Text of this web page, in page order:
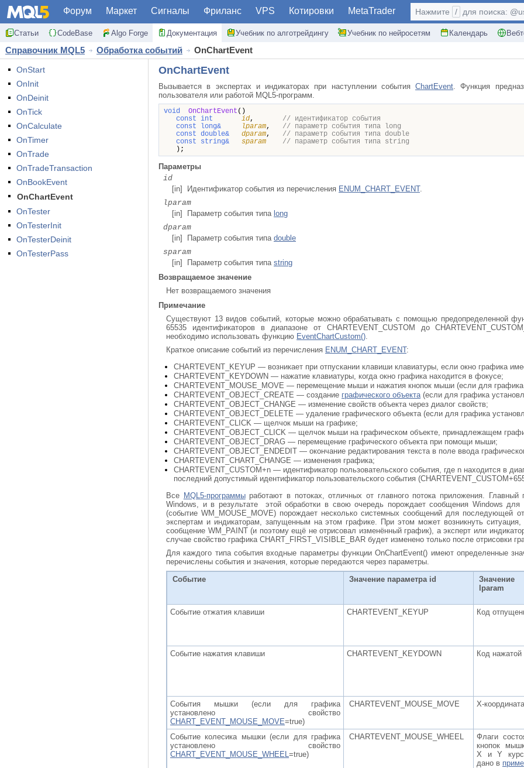
Форум Маркет Сигналы Фриланс VPS Котировки MetaTrader
Статьи CodeBase Algo Forge Документация Учебник по алготрейдингу Учебник по нейросетям Календарь
Нажмите / для поиска:
Справочник MQL5 Обработка событий OnChartEvent
OnStart
OnInit
OnDeinit
OnTick
OnCalculate
OnTimer
OnTrade
OnTradeTransaction
OnBookEvent
OnChartEvent
OnTester
OnTesterInit
OnTesterDeinit
OnTesterPass
OnChartEvent
Вызывается в экспертах и индикаторах при наступлении события ChartEvent. Функция
пользователя или работой MQL5-программ.
void OnChartEvent ()
const int
id, // идентификатор события
const long&
lparam, // параметр события типа long
const double&
dparam, // параметр события типа double
const string&
sparam
// параметр события типа string
);
Параметры
id
[in] Идентификатор события из перечисления ENUM_CHART_EVENT.
lparam
[in] Параметр события типа long
dparam
[in] Параметр события типа double
sparam
[in] Параметр события типа string
Возвращаемое значение
Нет возвращаемого значения
Примечание
Существуют 13 видов событий, которые можно обрабатывать с помощью предопределенной
65535 идентификаторов в диапазоне от CHARTEVENT_CUSTOM до
необходимо использовать функцию EventChartCustom().
Краткое описание событий из перечисления ENUM_CHART_EVENT:
CHARTEVENT_KEYUP — возникает при отпускании клавиши клавиатуры, если окно графика
CHARTEVENT_KEYDOWN — нажатие клавиатуры, когда окно графика находится в фокусе;
CHARTEVENT_MOUSE_MOVE — перемещение мыши и нажатия кнопок мыши (если для графика
CHARTEVENT_OBJECT_CREATE — создание графического объекта(если для графика
CHARTEVENT_OBJECT_CHANGE — изменение свойств объекта через диалог свойств;
CHARTEVENT_OBJECT_DELETE — удаление графического объекта (если для графика
CHARTEVENT_CLICK — щелчок мыши на графике;
CHARTEVENT_OBJECT_CLICK — щелчок мыши на графическом объекте, принадлежащем
CHARTEVENT_OBJECT_DRAG — перемещение графического объекта при помощи мыши;
CHARTEVENT_OBJECT_ENDEDIT — окончание редактирования текста в поле ввода
CHARTEVENT_CHART_CHANGE — изменения графика;
CHARTEVENT_CUSTOM+n — идентификатор пользовательского события, где n находится в
последний допустимый идентификатор пользовательского события
Все MQL5-программыработают в потоках, отличных от главного потока приложения.
Windows, и в результате этой обработки в свою очередь порождает сообщения Windows
(событие WM_MOUSE_MOVE) порождает несколько системных сообщений для последующей
экспертам и индикаторам, запущенным на этом графике. При этом может возникнуть
сообщение WM_PAINT (и поэтому ещё не отрисовал изменённый график), а эксперт или
случае свойство графика CHART_FIRST_VISIBLE_BAR будет изменено только после отрисовки
Для каждого типа события входные параметры функции OnChartEvent() имеют определенные
перечислены события и значения, которые передаются через параметры.
Событие
Значение параметра id
lparam
Событие отжатия клавиши CHARTEVENT_KEYUP Код
Событие нажатия клавиши
CHARTEVENT_KEYDOWN Код
События мышки (если для графика
установлено свойство
CHART_EVENT_MOUSE_MOVE=true)
CHARTEVENT_MOUSE_MOVE X-координата
Событие колесика мышки (если для графика
установлено свойство
CHART_EVENT_MOUSE_WHEEL=true)
CHARTEVENT_MOUSE_WHEEL
Флаги
кнопок
X и Y
дано в